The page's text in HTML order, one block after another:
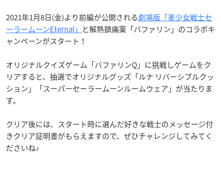
2021年1月8日(金)より前編が公開される劇場版「美少女戦士セ
ーラームーンEternal」 と解熱鎮痛薬「バファリン」のコラボキ
ャンペーンがスタート！
オリジナルクイズゲーム「バファリンQ」に挑戦しゲームをク
リアすると、抽選でオリジナルグッズ「ルナ リバーシブルクッ
ション」「スーパーセーラームーンルームウェア」が当たりま
す。
クリア後には、スタート時に選んだ好きな戦士のメッセージ付
きクリア証明書がもらえますので、ぜひチャレンジしてみてく
ださいね♪